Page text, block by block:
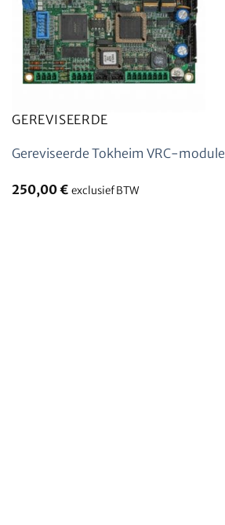
GEREVISEERDE
Gereviseerde Tokheim VRC-module
250,00€ exclusief BTW